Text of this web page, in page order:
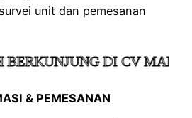
unit dan pemesanan
DI CV
& PEMESANAN